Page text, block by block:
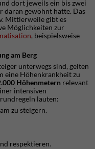
dort jeweils ein bis zwei
daran gewöhnt hatte. Das
Mittlerweile gibt es
Möglichkeiten zur
, beispielsweise
am Berg
unterwegs sind, gelten
eine Höhenkrankheit zu
Höhenmetern relevant
intensiven
lauten:
zu steigern.
respektieren.